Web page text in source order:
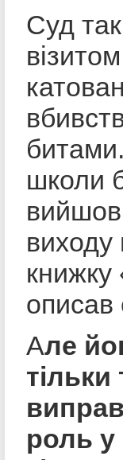
Суд
школи
вийшов
виходу
книжку
описав
Але
роль у